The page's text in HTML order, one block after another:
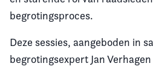
begrotingsproces.
Deze sessies, aangeboden in
begrotingsexpert Jan